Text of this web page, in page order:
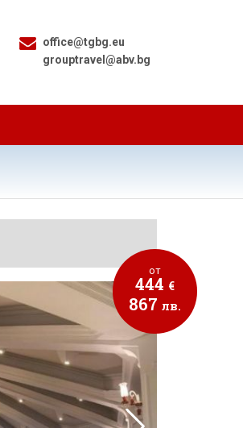
office@tgbg.eu
grouptravel@abv.bg
от
444 €
867 лв.